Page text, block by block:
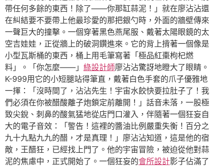
帶任何多餘的東西！除了——你那缸蒜泥！」就在廖沾沾還
在糾結要不要帶上他最珍愛的那把銀勺時，外面的牆壁傳來
一聲巨大的撞擊。一個穿著黑色燕尾服、戴著太陽眼鏡的太
空吉娃娃，正從牆上的破洞鑽進來。它的背上揹著一個像是
小型瓦斯桶的東西，桶上用毛筆寫著「極品紅棗枸杞燃
料」。「你怎麼——」 綠設計師廖沾沾驚訝地瞪大了眼睛。
K-999用它的小短腿站得筆直，戴著白色手套的爪子優雅地
一揮：「沒時間了，沾沾先生！宇宙水餃快要拉肚子了！我
們必須在你被醋酸離子炮鎖定前離開！」話音未落，一股極
致尖銳、刺鼻的酸氣猛地從店門口灌入，伴隨著一個狂妄自
大的電子音效：「警告！這裡的醬油比例嚴重失衡！百分之
九十九點九九的醋，才是真理！」廖沾沾知道，這是他的宿
敵，王醋狂，已經找上門了。他的宇宙冒險，被迫從他對蒜
泥的焦慮中，正式開始了。一個狂妄的會所設計影子佔滿了